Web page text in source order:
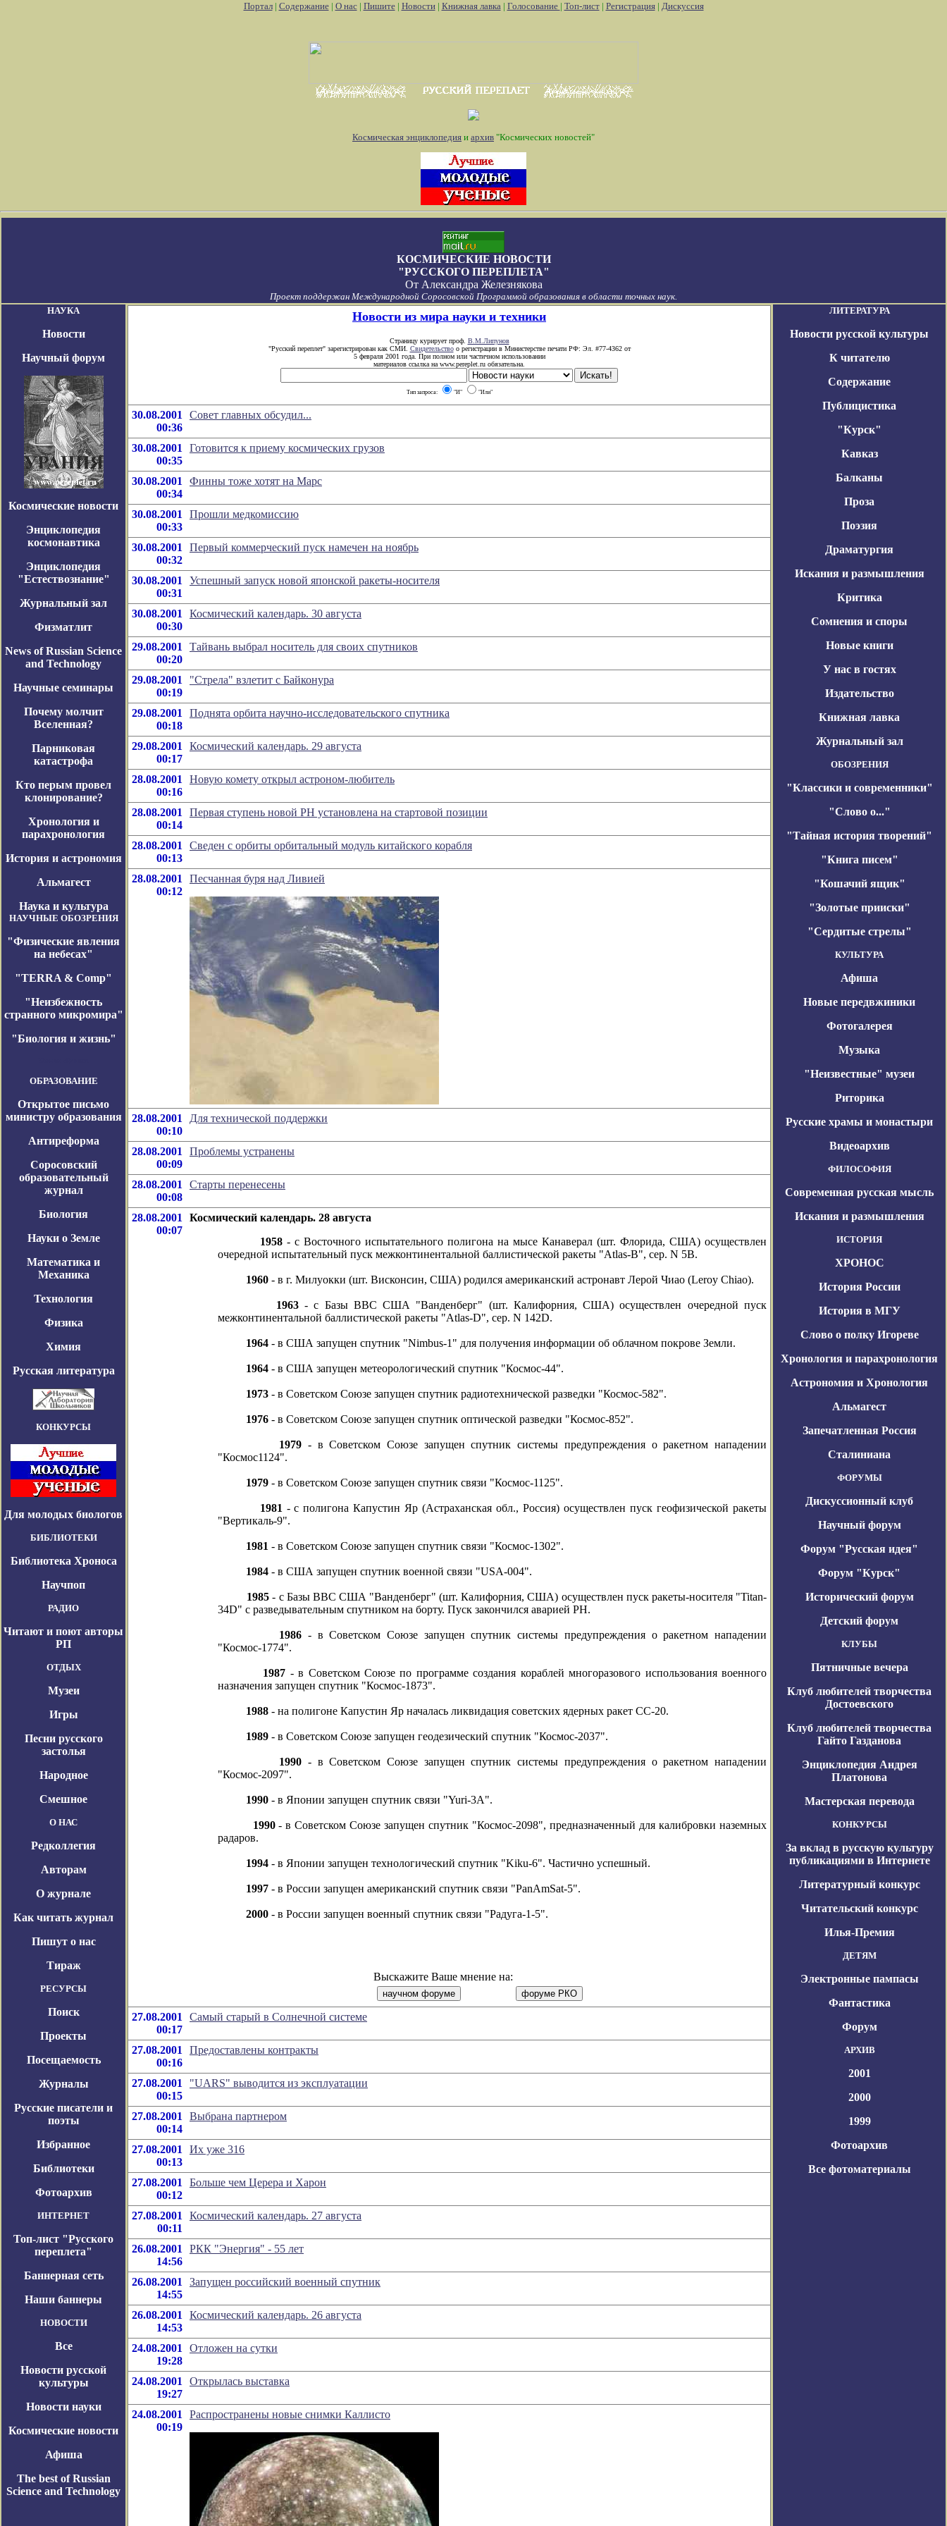
Портал| Содержание| О нас| Пишите| Новости| Книжная лавка| Голосование | Топ-лист| Регистрация| Дискуссия
Космическая энциклопедия и архив "Космических новостей"
КОСМИЧЕСКИЕ НОВОСТИ
"РУССКОГО ПЕРЕПЛЕТА"
От Александра Железнякова
Проект поддержан Международной Соросовской Программой образования в области точных наук.
НАУКА
Новости
Научный форум
Космические новости
Энциклопедия
космонавтика
Энциклопедия
"Естествознание"
Журнальный зал
Физматлит
News of Russian Science
and Technology
Научные семинары
Почему молчит
Вселенная?
Парниковая
катастрофа
Кто перым провел
клонирование?
Хронология и
парахронология
История и астрономия
Альмагест
Наука и культура
НАУЧНЫЕ ОБОЗРЕНИЯ
"Физические явления
на небесах"
"TERRA & Comp"
"Неизбежность
странного микромира"
"Биология и жизнь"
ОБРАЗОВАНИЕ
Открытое письмо
министру образования
Антиреформа
Соросовский
образовательный
журнал
Биология
Науки о Земле
Математика и
Механика
Технология
Физика
Химия
Русская литература
КОНКУРСЫ
Для молодых биологов
БИБЛИОТЕКИ
Библиотека Хроноса
Научпоп
РАДИО
Читают и поют авторы
РП
ОТДЫХ
Музеи
Игры
Песни русского
застолья
Народное
Смешное
О НАС
Редколлегия
Авторам
О журнале
Как читать журнал
Пишут о нас
Тираж
РЕСУРСЫ
Поиск
Проекты
Посещаемость
Журналы
Русские писатели и
поэты
Избранное
Библиотеки
Фотоархив
ИНТЕРНЕТ
Топ-лист "Русского
переплета"
Баннерная сеть
Наши баннеры
НОВОСТИ
Все
Новости русской
культуры
Новости науки
Космические новости
Афиша
The best of Russian
Science and Technology
Новости из мира науки и техники
Страницу курирует проф. В.М.Липунов
"Русский переплет" зарегистрирован как СМИ. Свидетельствоо регистрации в Министерстве печати РФ: Эл. #77-4362 от
5 февраля 2001 года. При полном или частичном использовании
материалов ссылка на www.pereplet.ru обязательна.
Тип запроса: "И" "Или"
30.08.2001
00:36
Совет главных обсудил...
30.08.2001
00:35
Готовится к приему космических грузов
30.08.2001
00:34
Финны тоже хотят на Марс
30.08.2001
00:33
Прошли медкомиссию
30.08.2001
00:32
Первый коммерческий пуск намечен на ноябрь
30.08.2001
00:31
Успешный запуск новой японской ракеты-носителя
30.08.2001
00:30
Космический календарь. 30 августа
29.08.2001
00:20
Тайвань выбрал носитель для своих спутников
29.08.2001
00:19
"Стрела" взлетит с Байконура
29.08.2001
00:18
Поднята орбита научно-исследовательского спутника
29.08.2001
00:17
Космический календарь. 29 августа
28.08.2001
00:16
Новую комету открыл астроном-любитель
28.08.2001
00:14
Первая ступень новой РН установлена на стартовой позиции
28.08.2001
00:13
Сведен с орбиты орбитальный модуль китайского корабля
28.08.2001
00:12
Песчанная буря над Ливией
28.08.2001
00:10
Для технической поддержки
28.08.2001
00:09
Проблемы устранены
28.08.2001
00:08
Старты перенесены
28.08.2001
00:07
Космический календарь. 28 августа
1958 - с Восточного испытательного полигона на мысе Канаверал (шт. Флорида, США) осуществлен
очередной испытательный пуск межконтинентальной баллистической ракеты "Atlas-B", сер. N 5В.
1960 - в г. Милуокки (шт. Висконсин, США) родился американский астронавт Лерой Чиао (Leroy Chiao).
1963- с Базы ВВС США "Ванденберг" (шт. Калифорния, США) осуществлен очередной пуск
межконтинентальной баллистической ракеты "Atlas-D", сер. N 142D.
1964 - в США запущен спутник "Nimbus-1" для получения информации об облачном покрове Земли.
1964 - в США запущен метеорологический спутник "Космос-44".
1973 - в Советском Союзе запущен спутник радиотехнической разведки "Космос-582".
1976 - в Советском Союзе запущен спутник оптической разведки "Космос-852".
1979 - в Советском Союзе запущен спутник системы предупреждения о ракетном нападении
"Космос1124".
1979 - в Советском Союзе запущен спутник связи "Космос-1125".
1981 - с полигона Капустин Яр (Астраханская обл., Россия) осуществлен пуск геофизической ракеты
"Вертикаль-9".
1981 - в Советском Союзе запущен спутник связи "Космос-1302".
1984 - в США запущен спутник военной связи "USA-004".
1985 - с Базы ВВС США "Ванденберг" (шт. Калифорния, США) осуществлен пуск ракеты-носителя "Titan-
34D" с разведывательным спутником на борту. Пуск закончился аварией РН.
1986 - в Советском Союзе запущен спутник системы предупреждения о ракетном нападении
"Космос-1774".
1987 - в Советском Союзе по программе создания кораблей многоразового использования военного
назначения запущен спутник "Космос-1873".
1988 - на полигоне Капустин Яр началась ликвидация советских ядерных ракет СС-20.
1989 - в Советском Союзе запущен геодезический спутник "Космос-2037".
1990 - в Советском Союзе запущен спутник системы предупреждения о ракетном нападении
"Космос-2097".
1990 - в Японии запущен спутник связи "Yuri-3A".
1990- в Советском Союзе запущен спутник "Космос-2098", предназначенный для калибровки наземных
радаров.
1994 - в Японии запущен технологический спутник "Kiku-6". Частично успешный.
1997 - в России запущен американский спутник связи "PanAmSat-5".
2000 - в России запущен военный спутник связи "Радуга-1-5".
Выскажите Ваше мнение на:
27.08.2001
00:17
Самый старый в Солнечной системе
27.08.2001
00:16
Предоставлены контракты
27.08.2001
00:15
"UARS" выводится из эксплуатации
27.08.2001
00:14
Выбрана партнером
27.08.2001
00:13
Их уже 316
27.08.2001
00:12
Больше чем Церера и Харон
27.08.2001
00:11
Космический календарь. 27 августа
26.08.2001
14:56
РКК "Энергия" - 55 лет
26.08.2001
14:55
Запущен российский военный спутник
26.08.2001
14:53
Космический календарь. 26 августа
24.08.2001
19:28
Отложен на сутки
24.08.2001
19:27
Открылась выставка
24.08.2001
00:19
Распространены новые снимки Каллисто
ЛИТЕРАТУРА
Новости русской культуры
К читателю
Содержание
Публицистика
"Курск"
Кавказ
Балканы
Проза
Поэзия
Драматургия
Искания и размышления
Критика
Сомнения и споры
Новые книги
У нас в гостях
Издательство
Книжная лавка
Журнальный зал
ОБОЗРЕНИЯ
"Классики и современники"
"Слово о..."
"Тайная история творений"
"Книга писем"
"Кошачий ящик"
"Золотые прииски"
"Сердитые стрелы"
КУЛЬТУРА
Афиша
Новые передвжиники
Фотогалерея
Музыка
"Неизвестные" музеи
Риторика
Русские храмы и монастыри
Видеоархив
ФИЛОСОФИЯ
Современная русская мысль
Искания и размышления
ИСТОРИЯ
ХРОНОС
История России
История в МГУ
Слово о полку Игореве
Хронология и парахронология
Астрономия и Хронология
Альмагест
Запечатленная Россия
Сталиниана
ФОРУМЫ
Дискуссионный клуб
Научный форум
Форум "Русская идея"
Форум "Курск"
Исторический форум
Детский форум
КЛУБЫ
Пятничные вечера
Клуб любителей творчества
Достоевского
Клуб любителей творчества
Гайто Газданова
Энциклопедия Андрея
Платонова
Мастерская перевода
КОНКУРСЫ
За вклад в русскую культуру
публикациями в Интернете
Литературный конкурс
Читательский конкурс
Илья-Премия
ДЕТЯМ
Электронные пампасы
Фантастика
Форум
АРХИВ
2001
2000
1999
Фотоархив
Все фотоматериалы